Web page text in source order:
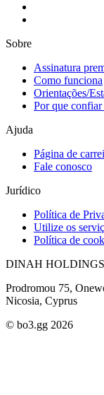
Sobre
Assinatura
Como funciona
Orientações/
Por que confiar
Ajuda
Página de
Fale conosco
Jurídico
Política de
Utilize os
Política de
DINAH
Prodromou 75,
Nicosia, Cyprus
© bo3.gg 2026